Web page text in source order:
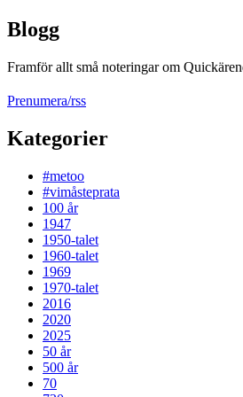
Blogg
Framför allt små noteringar om
Prenumera/rss
Kategorier
#metoo
#vimåsteprata
100 år
1947
1950-talet
1960-talet
1969
1970-talet
2016
2020
2025
50 år
500 år
70